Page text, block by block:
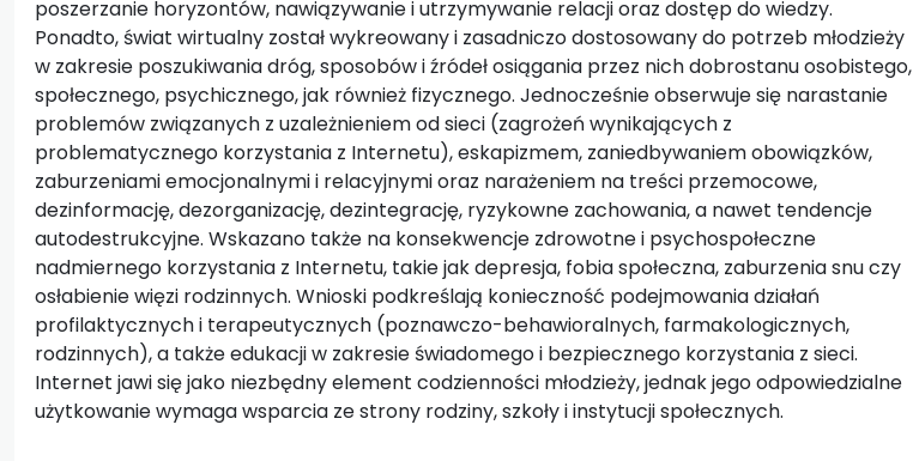
poszerzanie horyzontów, nawiązywanie i utrzymywanie relacji oraz dostęp do wiedzy.
Ponadto, świat wirtualny został wykreowany i zasadniczo dostosowany do potrzeb młodzieży
w zakresie poszukiwania dróg, sposobów i źródeł osiągania przez nich dobrostanu osobistego,
społecznego, psychicznego, jak również fizycznego. Jednocześnie obserwuje się narastanie
problemów związanych z uzależnieniem od sieci (zagrożeń wynikających z
problematycznego korzystania z Internetu), eskapizmem, zaniedbywaniem obowiązków,
zaburzeniami emocjonalnymi i relacyjnymi oraz narażeniem na treści przemocowe,
dezinformację, dezorganizację, dezintegrację, ryzykowne zachowania, a nawet tendencje
autodestrukcyjne. Wskazano także na konsekwencje zdrowotne i psychospołeczne
nadmiernego korzystania z Internetu, takie jak depresja, fobia społeczna, zaburzenia snu czy
osłabienie więzi rodzinnych. Wnioski podkreślają konieczność podejmowania działań
profilaktycznych i terapeutycznych (poznawczo-behawioralnych, farmakologicznych,
rodzinnych), a także edukacji w zakresie świadomego i bezpiecznego korzystania z sieci.
Internet jawi się jako niezbędny element codzienności młodzieży, jednak jego odpowiedzialne
użytkowanie wymaga wsparcia ze strony rodziny, szkoły i instytucji społecznych.